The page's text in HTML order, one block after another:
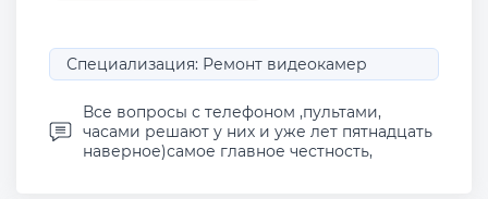
Специализация: Ремонт видеокамер
Все вопросы с телефоном ,пультами,
часами решают у них и уже лет пятнадцать
наверное)самое главное честность,